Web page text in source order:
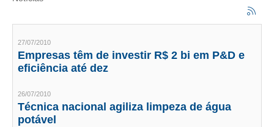
GALERIA EX-PRESIDENTES
CRESCE BRASIL
27/07/2010
Empresas têm de investir R$ 2 bi em P&D e
eficiência até dez
26/07/2010
Técnica nacional agiliza limpeza de água
potável